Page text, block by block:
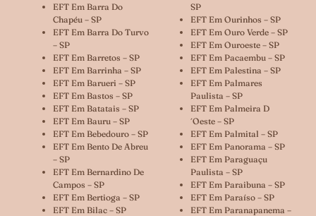
EFT Em Barra Do
Chapéu – SP
EFT Em Barra Do Turvo
– SP
EFT Em Barretos – SP
EFT Em Barrinha – SP
EFT Em Barueri – SP
EFT Em Bastos – SP
EFT Em Batatais – SP
EFT Em Bauru – SP
EFT Em Bebedouro – SP
EFT Em Bento De Abreu
– SP
EFT Em Bernardino De
Campos – SP
EFT Em Bertioga – SP
EFT Em Bilac – SP
SP
EFT Em Ourinhos – SP
EFT Em Ouro Verde – SP
EFT Em Ouroeste – SP
EFT Em Pacaembu – SP
EFT Em Palestina – SP
EFT Em Palmares
Paulista – SP
EFT Em Palmeira D
´oeste – SP
EFT Em Palmital – SP
EFT Em Panorama – SP
EFT Em Paraguaçu
Paulista – SP
EFT Em Paraibuna – SP
EFT Em Paraíso – SP
EFT Em Paranapanema –